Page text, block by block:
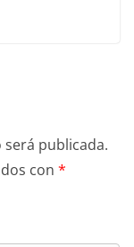
publicada.
con *